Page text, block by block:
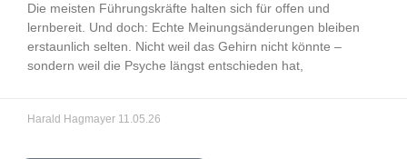
Die meisten Führungskräfte halten sich für offen und
lernbereit. Und doch: Echte Meinungsänderungen bleiben
erstaunlich selten. Nicht weil das Gehirn nicht könnte –
sondern weil die Psyche längst entschieden hat,
Harald Hagmayer 11.05.26